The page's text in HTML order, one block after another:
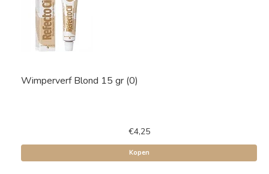
Wimperverf Blond 15 gr (0)
€4,25
Kopen